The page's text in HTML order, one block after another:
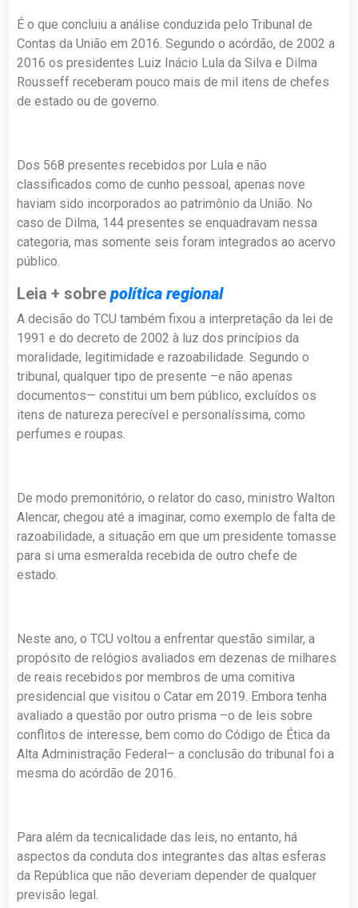
É o que concluiu a análise conduzida pelo Tribunal de
Contas da União em 2016. Segundo o acórdão, de 2002 a
2016 os presidentes Luiz Inácio Lula da Silva e Dilma
Rousseff receberam pouco mais de mil itens de chefes
de estado ou de governo.
Dos 568 presentes recebidos por Lula e não
classificados como de cunho pessoal, apenas nove
haviam sido incorporados ao patrimônio da União. No
caso de Dilma, 144 presentes se enquadravam nessa
categoria, mas somente seis foram integrados ao acervo
público.
Leia + sobrepolítica regional
A decisão do TCU também fixou a interpretação da lei de
1991 e do decreto de 2002 à luz dos princípios da
moralidade, legitimidade e razoabilidade. Segundo o
tribunal, qualquer tipo de presente –e não apenas
documentos— constitui um bem público, excluídos os
itens de natureza perecível e personalíssima, como
perfumes e roupas.
De modo premonitório, o relator do caso, ministro Walton
Alencar, chegou até a imaginar, como exemplo de falta de
razoabilidade, a situação em que um presidente tomasse
para si uma esmeralda recebida de outro chefe de
estado.
Neste ano, o TCU voltou a enfrentar questão similar, a
propósito de relógios avaliados em dezenas de milhares
de reais recebidos por membros de uma comitiva
presidencial que visitou o Catar em 2019. Embora tenha
avaliado a questão por outro prisma –o de leis sobre
conflitos de interesse, bem como do Código de Ética da
Alta Administração Federal– a conclusão do tribunal foi a
mesma do acórdão de 2016.
Para além da tecnicalidade das leis, no entanto, há
aspectos da conduta dos integrantes das altas esferas
da República que não deveriam depender de qualquer
previsão legal.